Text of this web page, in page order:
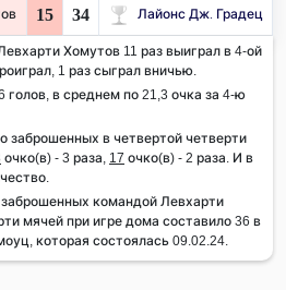
15 34 Лайонс Дж. Градец
Хомутов 11 раз выиграл в 4-ой
1 раз сыграл вничью.
голов, в среднем по 21,3 очка за 4-ю
заброшенных в четвертой четверти
очко(в) - 3 раза, 17 очко(в) - 2 раза. И в
командой Левхарти
мячей при игре дома составило 36 в
которая состоялась 09.02.24.